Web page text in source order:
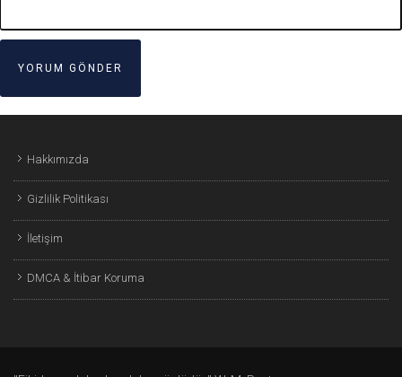
Hakkımızda
Gizlilik Politikası
İletişim
DMCA & İtibar Koruma